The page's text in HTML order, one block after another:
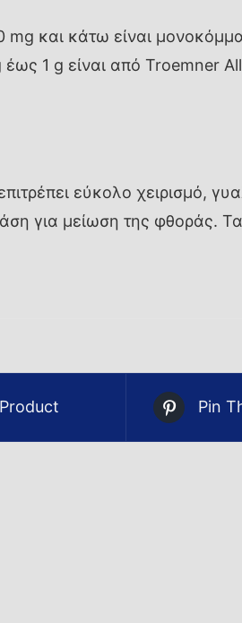
και κάτω είναι
1 g είναι από Troemner
εύκολο χειρισμό,
για μείωση της φθοράς.
Pin